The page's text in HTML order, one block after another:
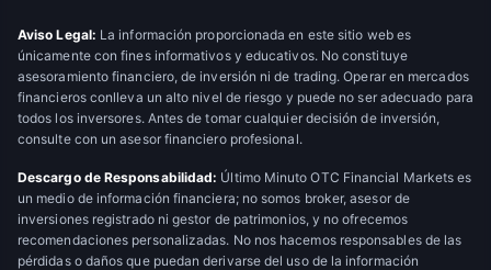
Aviso Legal: La información proporcionada en este sitio web es
únicamente con fines informativos y educativos. No constituye
asesoramiento financiero, de inversión ni de trading. Operar en mercados
financieros conlleva un alto nivel de riesgo y puede no ser adecuado para
todos los inversores. Antes de tomar cualquier decisión de inversión,
consulte con un asesor financiero profesional.
Descargo de Responsabilidad: Último Minuto OTC Financial Markets es
un medio de información financiera; no somos broker, asesor de
inversiones registrado ni gestor de patrimonios, y no ofrecemos
recomendaciones personalizadas. No nos hacemos responsables de las
pérdidas o daños que puedan derivarse del uso de la información